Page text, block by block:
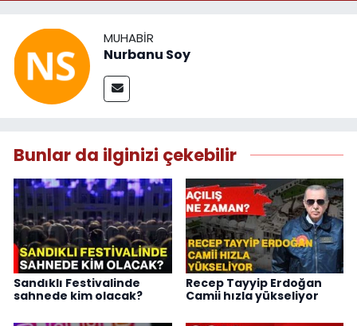
MUHABIR
Nurbanu Soy
Bunlar da ilginizi çekebilir
Sandıklı Festivalinde
sahnede kim olacak?
Recep Tayyip Erdoğan
Camii hızla yükseliyor